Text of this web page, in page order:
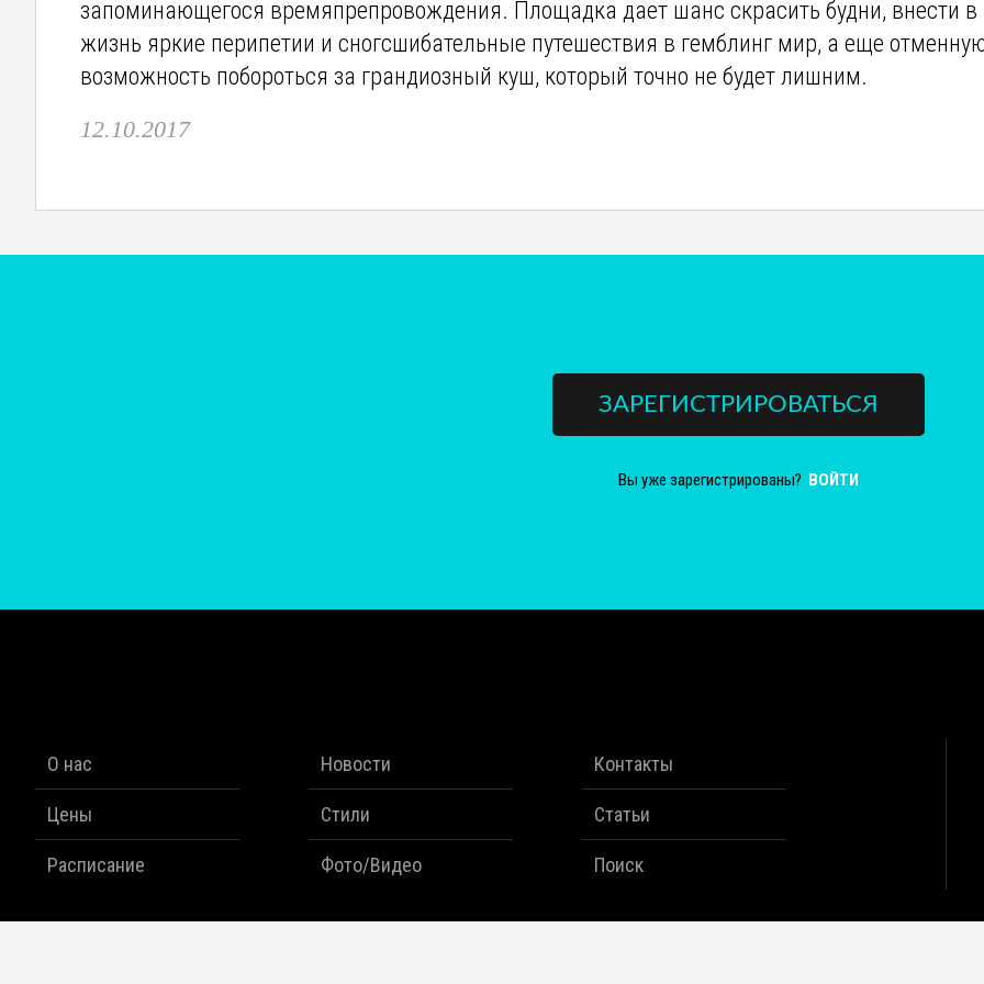
запоминающегося времяпрепровождения. Площадка дает шанс скрасить будни, внести в
жизнь яркие перипетии и сногсшибательные путешествия в гемблинг мир, а еще
возможность побороться за грандиозный куш, который точно не будет лишним.
12.10.2017
ЗАРЕГИСТРИРОВАТЬСЯ
Вы уже зарегистрированы? ВОЙТИ
О нас
Цены
Расписание
Новости
Стили
Фото/Видео
Контакты
Статьи
Поиск